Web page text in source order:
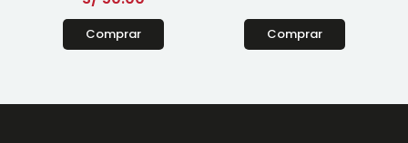
Comprar Comprar